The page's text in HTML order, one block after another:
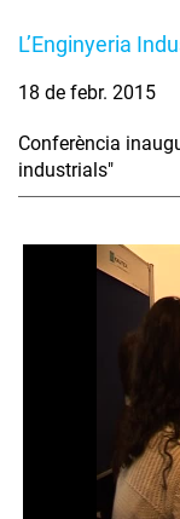
L’Enginyeria
18 de febr. 2015
Conferència
industrials"